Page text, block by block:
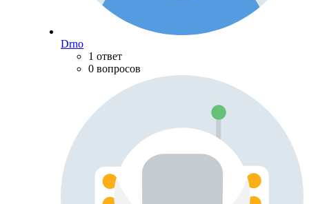
Drno
1 ответ
0 вопросов